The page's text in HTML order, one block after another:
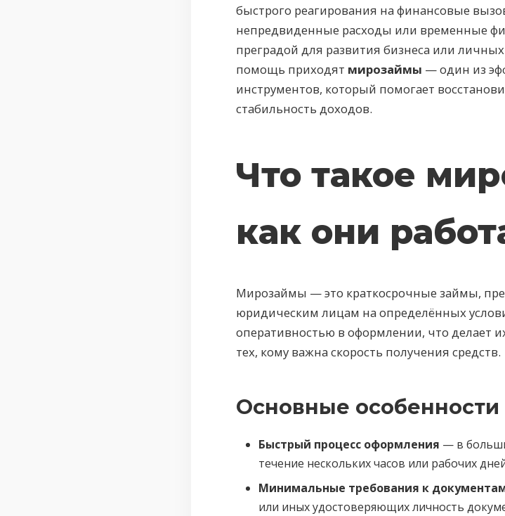
быстрого реагирования на финансовые
непредвиденные расходы или временные
преградой для развития бизнеса или
помощь приходят мирозаймы — один из
инструментов, который помогает
стабильность доходов.
Что такое
как они
Мирозаймы — это краткосрочные займы,
юридическим лицам на определённых
оперативностью в оформлении, что делает
тех, кому важна скорость получения средств.
Основные
Быстрый процесс оформления — в
течение нескольких часов или рабочих
Минимальные требования к
или иных удостоверяющих личность